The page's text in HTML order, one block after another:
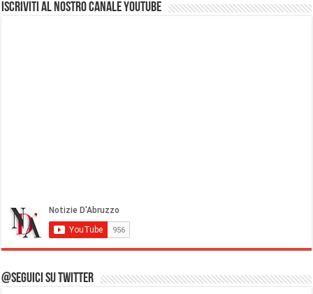
Iscriviti al nostro Canale Youtube
@Seguici su Twitter